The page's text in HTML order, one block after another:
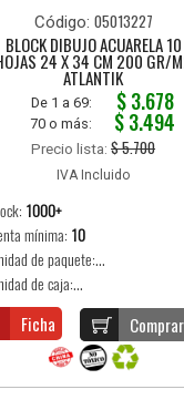
Código: 05013227
BLOCK DIBUJO ACUARELA 10
24 X 34 CM 200 GR/
ATLANTIK
De 1 a 69: $ 3.678
70 o más: $ 3.494
Precio lista:$ 5.700
IVA Incluido
1000+
mínima: 10
de paquete:...
de caja:...
Comprar
Ficha